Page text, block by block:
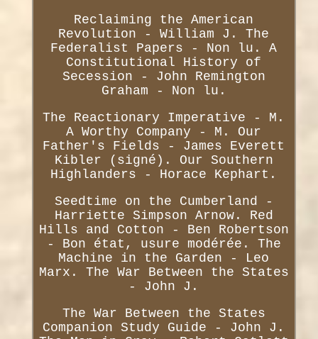
Reclaiming the American
Revolution - William J. The
Federalist Papers - Non lu. A
Constitutional History of
Secession - John Remington
Graham - Non lu.
The Reactionary Imperative - M.
A Worthy Company - M. Our
Father's Fields - James Everett
Kibler (signé). Our Southern
Highlanders - Horace Kephart.
Seedtime on the Cumberland -
Harriette Simpson Arnow. Red
Hills and Cotton - Ben Robertson
- Bon état, usure modérée. The
Machine in the Garden - Leo
Marx. The War Between the States
- John J.
The War Between the States
Companion Study Guide - John J.